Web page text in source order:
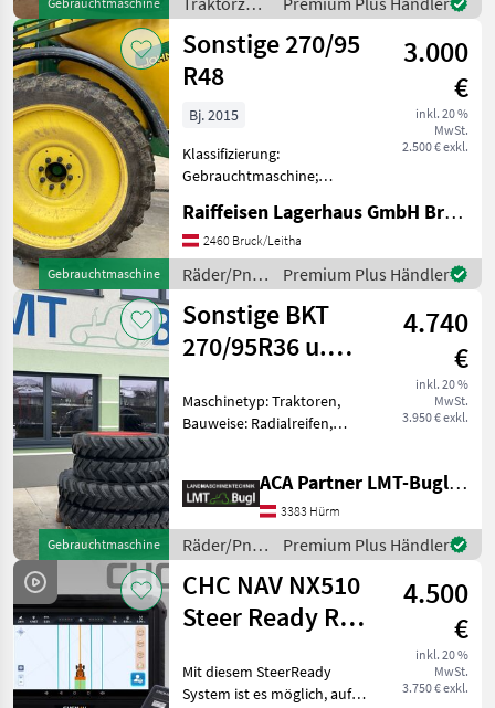
Steuerkreis schöner gebr.
Frontlader von Stoll FZ 43-
27.1-
/ Stoll
Gebrauchtmaschine
Sonstige 270/95
R48
3.000
€
inkl. 20 %
MwSt.
2.500 € exkl.
Bj. 2015
Klassifizierung:
Gebrauchtmaschine;
Reifentyp: Rad; Hersteller
und Baureihe der
passenden Maschine: BKT
John Deere 840; Anzahl der
Räder/Reife
Raiffeisen Lagerhaus GmbH Bruck/Leitha
2460 Bruck/Leitha
Räder/Pneu/Felgen
/ Sonstige
Premium Plus Händler
Gebrauchtmaschine
Sonstige BKT
270/95R36 u.
4.740
€
inkl. 20 %
MwSt.
3.950 € exkl.
Maschinetyp: Traktoren,
Bauweise: Radialreifen,
Pflegeräder, Felgen
Kulturräder zu Fendt 414 /
415 und 500 Vario Fixfelgen
mit S
ACA Partner LMT-Bugl GmbH
3383 Hürm
Räder/Pneu/Felgen
/ Sonstige
Premium Plus Händler
CHC NAV NX510
Steer Ready RTK
4.500
€
inkl. 20 %
MwSt.
3.750 € exkl.
Mit diesem SteerReady
System ist es möglich, auf